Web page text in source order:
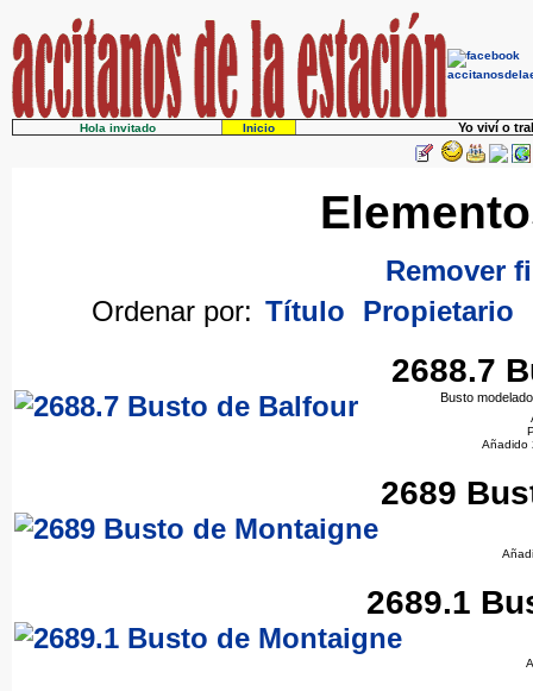
Hola invitado Inicio Yo viví o
Remover
Ordenar por: Título Propietario
2688.7
Busto
Añadido
2689
2689.1